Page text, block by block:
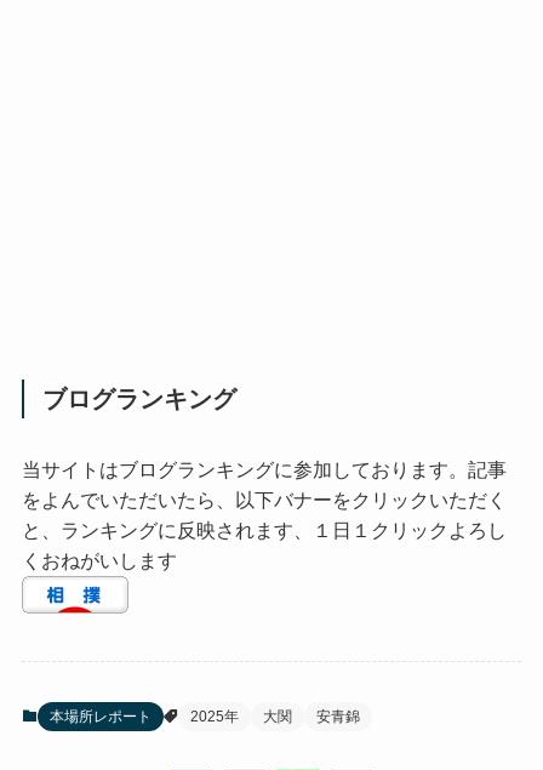
ブログランキング
当サイトはブログランキングに参加しております。記事
をよんでいただいたら、以下バナーをクリックいただく
と、ランキングに反映されます、１日１クリックよろし
くおねがいします
本場所レポート 2025年 大関 安青錦